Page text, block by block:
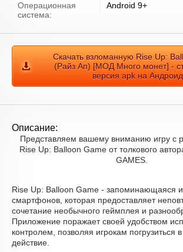
Операционная
система:
Android 9+
Скачать взломанную Rise Up:
(Райз Ап) [МОД Много монет] -
версия apk на Андроид
Описание:
Представляем вашему вниманию игру с
Rise Up: Balloon Game от толкового
GAMES.
Rise Up: Balloon Game - запоминающаяся
смартфонов, которая предоставляет
сочетание необычного геймплея и
Приложение поражает своей удобством
контролем, позволяя игрокам погрузиться
действие.